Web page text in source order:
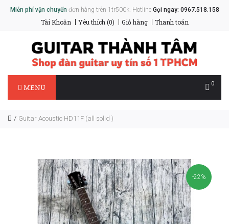
Miễn phí vận chuyểnđơn hàng trên 1tr500k. Hotline Gọi ngay: 0967.518.158
Tài Khoản Yêu thích (0) Giỏ hàng Thanh toán
0
MENU
Guitar Acoustic HD11F (all solid )
-22%